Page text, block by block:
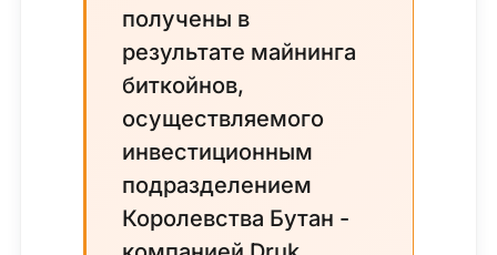
получены в
результате майнинга
биткойнов,
осуществляемого
инвестиционным
подразделением
Королевства Бутан -